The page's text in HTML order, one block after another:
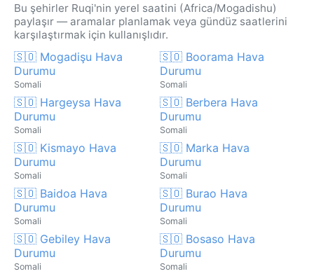
Bu şehirler Ruqi'nin yerel saatini (Africa/Mogadishu)
paylaşır — aramalar planlamak veya gündüz saatlerini
karşılaştırmak için kullanışlıdır.
🇸🇴 Mogadişu Hava
Durumu
Somali
🇸🇴 Boorama Hava
Durumu
Somali
🇸🇴 Hargeysa Hava
Durumu
Somali
🇸🇴 Berbera Hava
Durumu
Somali
🇸🇴 Kismayo Hava
Durumu
Somali
🇸🇴 Marka Hava
Durumu
Somali
🇸🇴 Baidoa Hava
Durumu
Somali
🇸🇴 Burao Hava
Durumu
Somali
🇸🇴 Gebiley Hava
Durumu
Somali
🇸🇴 Bosaso Hava
Durumu
Somali